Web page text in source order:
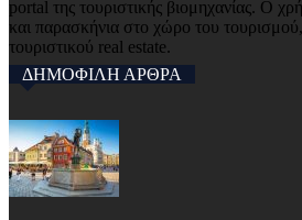
portal της τουριστικής βιομηχανίας. Ο
και παρασκήνια στο χώρο του
τουριστικού real estate.
ΔΗΜΟΦΙΛΗ ΑΡΘΡΑ